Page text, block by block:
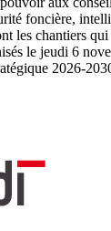
foncière,
les chantiers
le jeudi 6
2026-